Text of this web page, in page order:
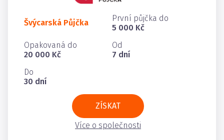
Švýcarská Půjčka
První půjčka do
5 000 Kč
Opakovaná do
20 000 Kč
Od
7 dní
Do
30 dní
ZÍSKAT
Více o společnosti